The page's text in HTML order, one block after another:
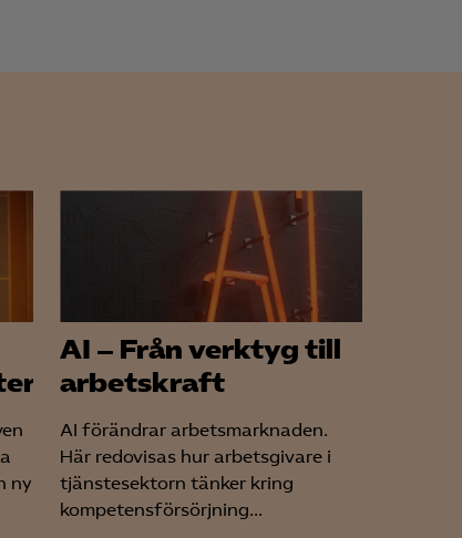
ny
AI – Från verktyg till
arbetskraft
AI förändrar arbetsmarknaden.
Här redovisas hur arbetsgivare i
tjänstesektorn tänker kring
kompetensförsörjning...